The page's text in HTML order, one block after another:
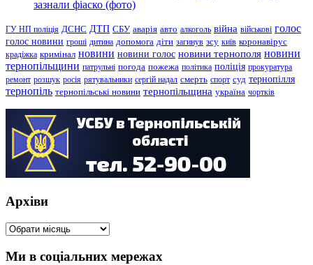
зазнали фіаско (фото)
ГУ НП поліція ДСНС ДТП СБУ аварія авто алкоголь війна військові голос
голос новини гроші дитина допомога діти загинув зсу київ коронавірус
крадіжка кримінал новини новини голос новини тернополя новини
тернопільщини патрульні погода пожежа політика поліція прокуратура
ремонт розшук росія рятувальники сергій надал смерть спорт суд тернопілля
тернопіль тернопільські новини тернопільщина україна чортків
Архіви
Архіви
Ми в соціальних мережах